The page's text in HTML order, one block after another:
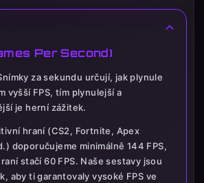
Per Second)
za sekundu určují, jak plynule
vyšší FPS, tím plynulejší a
je herní zážitek.
hraní (CS2, Fortnite, Apex
doporučujeme minimálně 144 FPS,
stačí 60 FPS. Naše sestavy jsou
aby ti garantovaly vysoké FPS ve